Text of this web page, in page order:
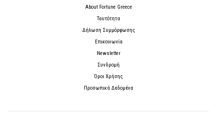
About Fortune Greece
Ταυτότητα
Δήλωση Συμμόρφωσης
Επικοινωνία
Newsletter
Συνδρομή
Όροι Χρήσης
Προσωπικά Δεδομένα